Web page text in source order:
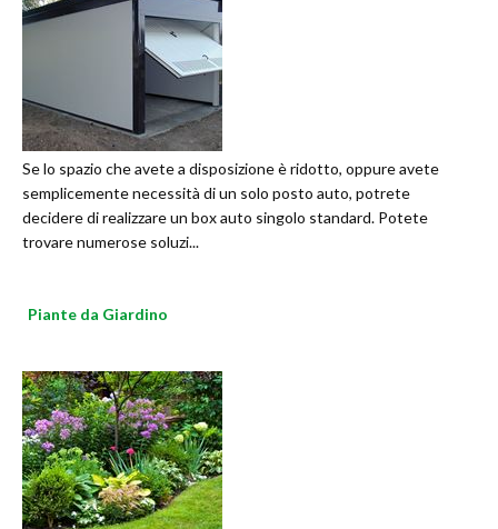
Se lo spazio che avete a disposizione è ridotto, oppure avete
semplicemente necessità di un solo posto auto, potrete
decidere di realizzare un box auto singolo standard. Potete
trovare numerose soluzi...
Piante da Giardino